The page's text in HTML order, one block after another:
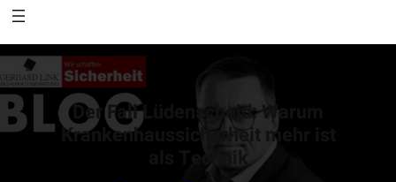
Der Fall Lüdenscheid: Warum
Krankenhaussicherheit mehr ist
als Technik